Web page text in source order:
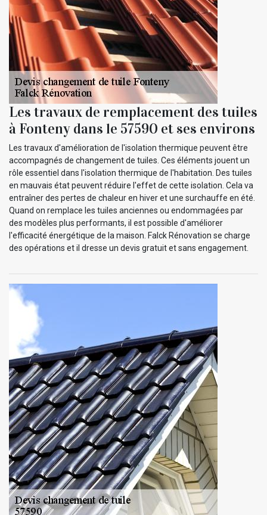
Les travaux de remplacement des tuiles
à Fonteny dans le 57590 et ses environs
Les travaux d'amélioration de l'isolation thermique peuvent être
accompagnés de changement de tuiles. Ces éléments jouent un
rôle essentiel dans l'isolation thermique de l'habitation. Des tuiles
en mauvais état peuvent réduire l'effet de cette isolation. Cela va
entraîner des pertes de chaleur en hiver et une surchauffe en été.
Quand on remplace les tuiles anciennes ou endommagées par
des modèles plus performants, il est possible d'améliorer
l'efficacité énergétique de la maison. Falck Rénovation se charge
des opérations et il dresse un devis gratuit et sans engagement.